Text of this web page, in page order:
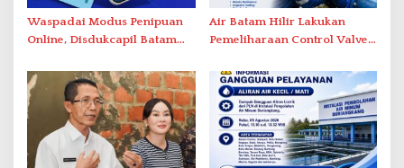
Waspadai Modus Penipuan
Online, Disdukcapil Batam
Tatap Muka
Air Batam Hilir Lakukan
Pemeliharaan Control Valve,